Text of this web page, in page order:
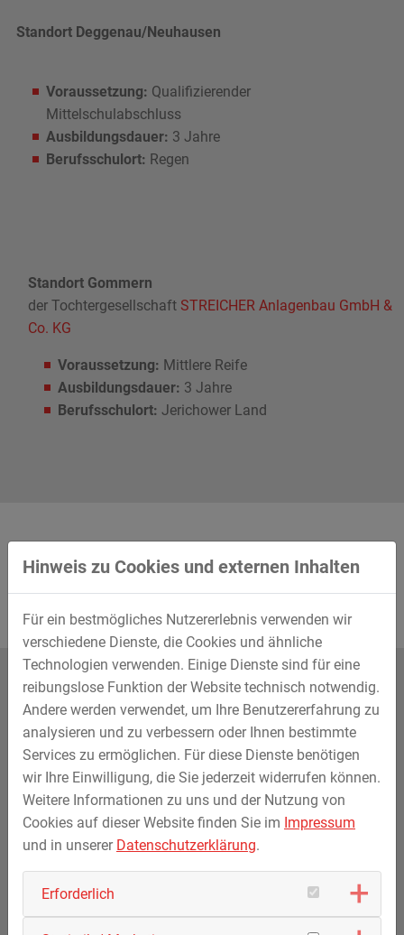
Standort Deggenau/Neuhausen
Voraussetzung: Qualifizierender
Mittelschulabschluss
Ausbildungsdauer: 3 Jahre
Berufsschulort: Regen
Standort Gommern
der Tochtergesellschaft STREICHER Anlagenbau GmbH &
Co. KG
Voraussetzung: Mittlere Reife
Ausbildungsdauer: 3 Jahre
Berufsschulort:Jerichower Land
Weitere Informationen als PDF herunterladen
Dein Ansprechpartner
Für Deggenau/Neuhausen
MAX STREICHER GmbH & Co. KG aA
Frau Daniela Loy
Schwaigerbreite 17
Tel.:+49 991 330-122
Hinweis zu Cookies und externen Inhalten
Für ein bestmögliches Nutzererlebnis verwenden wir
verschiedene Dienste, die Cookies und ähnliche
Technologien verwenden. Einige Dienste sind für eine
reibungslose Funktion der Website technisch notwendig.
Andere werden verwendet, um Ihre Benutzererfahrung zu
analysieren und zu verbessern oder Ihnen bestimmte
Services zu ermöglichen. Für diese Dienste benötigen
wir Ihre Einwilligung, die Sie jederzeit widerrufen können.
Weitere Informationen zu uns und der Nutzung von
Cookies auf dieser Website finden Sie im Impressum
und in unserer Datenschutzerklärung.
Erforderlich